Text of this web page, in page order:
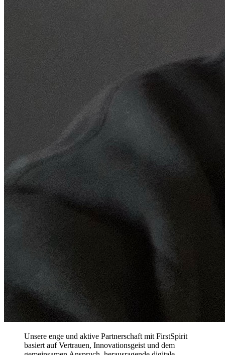
Unsere enge und aktive Partnerschaft mit FirstSpirit
basiert auf Vertrauen, Innovationsgeist und dem